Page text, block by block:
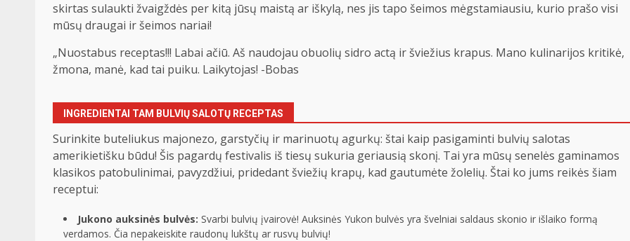
skirtas sulaukti žvaigždės per kitą jūsų maistą ar iškylą, nes jis tapo šeimos mėgstamiausiu, kurio prašo visi
mūsų draugai ir šeimos nariai!
„Nuostabus receptas!!! Labai ačiū. Aš naudojau obuolių sidro actą ir šviežius krapus. Mano kulinarijos kritikė,
žmona, manė, kad tai puiku. Laikytojas! -Bobas
INGREDIENTAI TAM BULVIŲ SALOTŲ RECEPTAS
Surinkite buteliukus majonezo, garstyčių ir marinuotų agurkų: štai kaip pasigaminti bulvių salotas
amerikietišku būdu! Šis pagardų festivalis iš tiesų sukuria geriausią skonį. Tai yra mūsų senelės gaminamos
klasikos patobulinimai, pavyzdžiui, pridedant šviežių krapų, kad gautumėte žolelių. Štai ko jums reikės šiam
receptui:
Jukono auksinės bulvės: Svarbi bulvių įvairovė! Auksinės Yukon bulvės yra švelniai saldaus skonio ir išlaiko formą
verdamos. Čia nepakeiskite raudonų lukštų ar rusvų bulvių!